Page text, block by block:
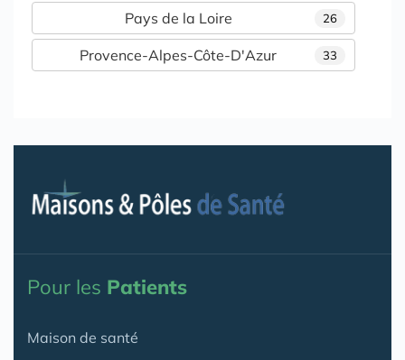
26
Pays de la Loire
33
Provence-Alpes-Côte-D'Azur
Pour les Patients
Maison de santé